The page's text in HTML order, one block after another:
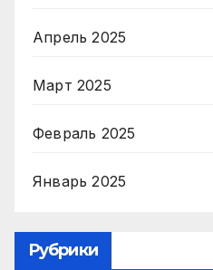
Апрель 2025
Март 2025
Февраль 2025
Январь 2025
Рубрики